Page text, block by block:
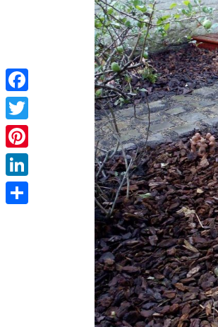
Facebook
Twitter
Pinterest
LinkedIn